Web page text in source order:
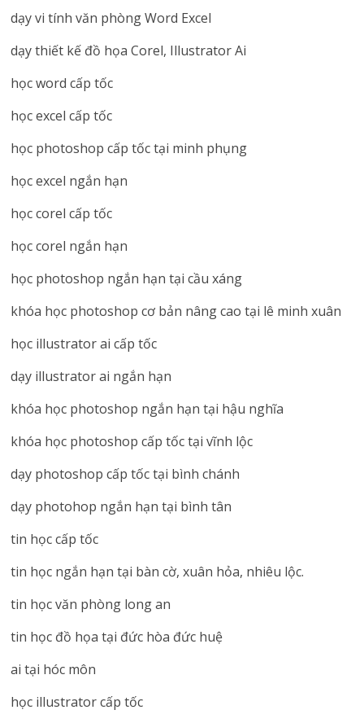
dạy vi tính văn phòng Word Excel
dạy thiết kế đồ họa Corel, Illustrator Ai
học word cấp tốc
học excel cấp tốc
học photoshop cấp tốc tại minh phụng
học excel ngắn hạn
học corel cấp tốc
học corel ngắn hạn
học photoshop ngắn hạn tại cầu xáng
khóa học photoshop cơ bản nâng cao tại lê minh xuân
học illustrator ai cấp tốc
dạy illustrator ai ngắn hạn
khóa học photoshop ngắn hạn tại hậu nghĩa
khóa học photoshop cấp tốc tại vĩnh lộc
dạy photoshop cấp tốc tại bình chánh
dạy photohop ngắn hạn tại bình tân
tin học cấp tốc
tin học ngắn hạn tại bàn cờ, xuân hỏa, nhiêu lộc.
tin học văn phòng long an
tin học đồ họa tại đức hòa đức huệ
ai tại hóc môn
học illustrator cấp tốc